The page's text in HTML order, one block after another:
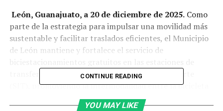
León, Guanajuato, a 20 de diciembre de 2025.Como
parte de la estrategia para impulsar una movilidad más
sustentable y facilitar traslados eficientes, el Municipio
de León mantiene y fortalece el servicio de
transferencia del Sistema Integrado de Transporte
(SIT), promoviendo la intermodalidad entre la bicicleta
y el transporte público.
CONTINUE READING
YOU MAY LIKE